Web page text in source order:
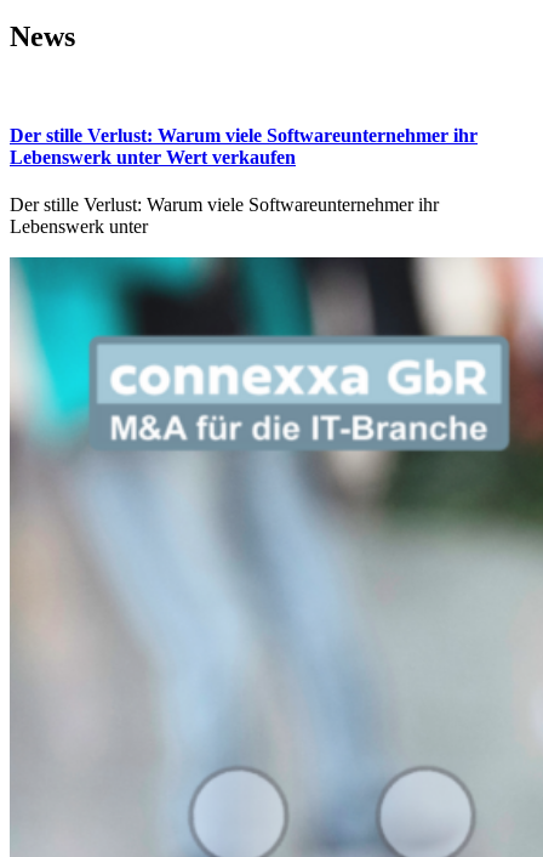
News
Der stille Verlust: Warum viele Softwareunternehmer ihr
Lebenswerk unter Wert verkaufen
Der stille Verlust: Warum viele Softwareunternehmer ihr
Lebenswerk unter